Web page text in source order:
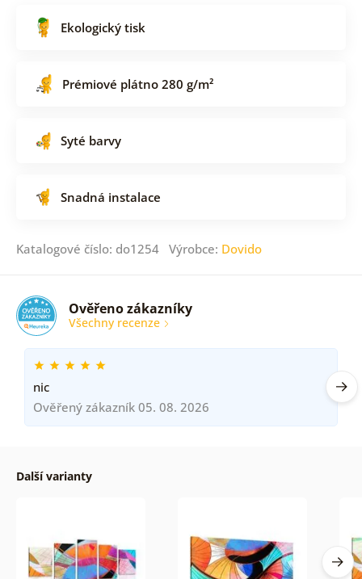
Ekologický tisk
Prémiové plátno 280 g/m²
Syté barvy
Snadná instalace
Katalogové číslo: do1254 Výrobce: Dovido
Ověřeno zákazníky
Všechny recenze
nic
Ověřený zákazník 05. 08. 2026
Další varianty